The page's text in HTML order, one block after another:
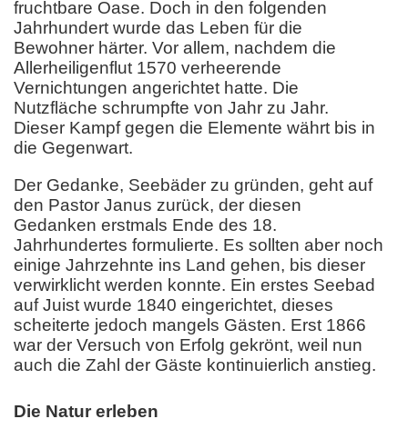
fruchtbare Oase. Doch in den folgenden
Jahrhundert wurde das Leben für die
Bewohner härter. Vor allem, nachdem die
Allerheiligenflut 1570 verheerende
Vernichtungen angerichtet hatte. Die
Nutzfläche schrumpfte von Jahr zu Jahr.
Dieser Kampf gegen die Elemente währt bis in
die Gegenwart.
Der Gedanke, Seebäder zu gründen, geht auf
den Pastor Janus zurück, der diesen
Gedanken erstmals Ende des 18.
Jahrhundertes formulierte. Es sollten aber noch
einige Jahrzehnte ins Land gehen, bis dieser
verwirklicht werden konnte. Ein erstes Seebad
auf Juist wurde 1840 eingerichtet, dieses
scheiterte jedoch mangels Gästen. Erst 1866
war der Versuch von Erfolg gekrönt, weil nun
auch die Zahl der Gäste kontinuierlich anstieg.
Die Natur erleben